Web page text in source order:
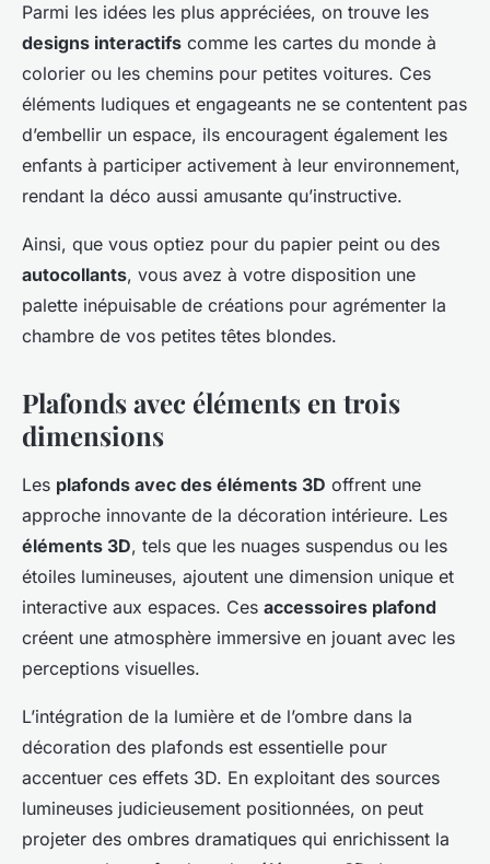
Parmi les idées les plus appréciées, on trouve les
designs interactifs comme les cartes du monde à
colorier ou les chemins pour petites voitures. Ces
éléments ludiques et engageants ne se contentent pas
d’embellir un espace, ils encouragent également les
enfants à participer activement à leur environnement,
rendant la déco aussi amusante qu’instructive.
Ainsi, que vous optiez pour du papier peint ou des
autocollants, vous avez à votre disposition une
palette inépuisable de créations pour agrémenter la
chambre de vos petites têtes blondes.
Plafonds avec éléments en trois
dimensions
Les plafonds avec des éléments 3D offrent une
approche innovante de la décoration intérieure. Les
éléments 3D, tels que les nuages suspendus ou les
étoiles lumineuses, ajoutent une dimension unique et
interactive aux espaces. Ces accessoires plafond
créent une atmosphère immersive en jouant avec les
perceptions visuelles.
L’intégration de la lumière et de l’ombre dans la
décoration des plafonds est essentielle pour
accentuer ces effets 3D. En exploitant des sources
lumineuses judicieusement positionnées, on peut
projeter des ombres dramatiques qui enrichissent la